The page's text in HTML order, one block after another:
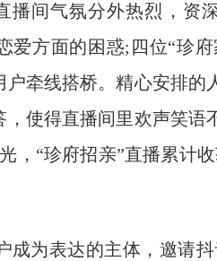
播间气氛分外热烈，资
爱方面的困惑;四位“珍
牵线搭桥。精心安排的
使得直播间里欢声笑语
，“珍府招亲”直播累计
为表达的主体，邀请抖